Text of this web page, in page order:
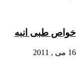
خواص طبی انبه
16 می , 2011